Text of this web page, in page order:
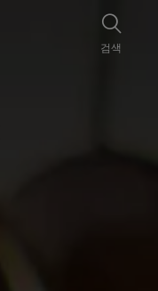
검색